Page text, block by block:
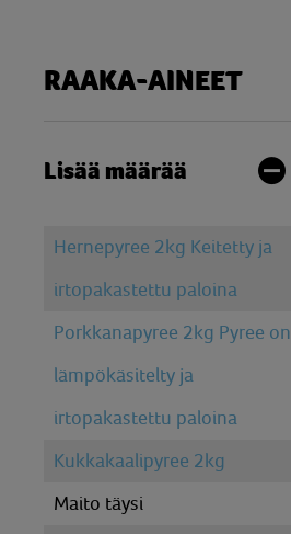
RAAKA-AINEET
Lisää määrää
Hernepyree 2kg Keitetty ja
irtopakastettu paloina
Porkkanapyree 2kg Pyree on
lämpökäsitelty ja
irtopakastettu paloina
Kukkakaalipyree 2kg
Maito täysi